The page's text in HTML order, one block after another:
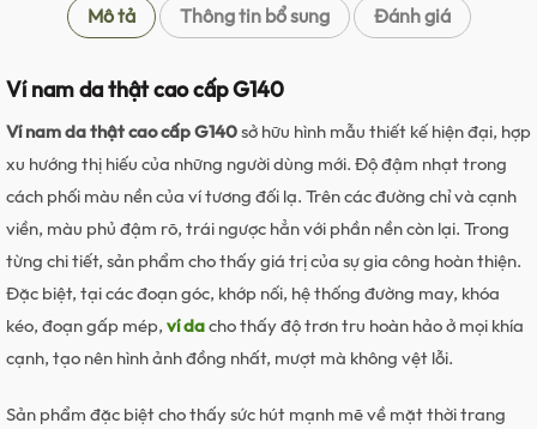
Mô tả Thông tin bổ sung Đánh giá
Ví nam da thật cao cấp G140
Ví nam da thật cao cấp G140sở hữu hình mẫu thiết kế hiện đại, hợp
xu hướng thị hiếu của những người dùng mới. Độ đậm nhạt trong
cách phối màu nền của ví tương đối lạ. Trên các đường chỉ và cạnh
viền, màu phủ đậm rõ, trái ngược hẳn với phần nền còn lại. Trong
từng chi tiết, sản phẩm cho thấy giá trị của sự gia công hoàn thiện.
Đặc biệt, tại các đoạn góc, khớp nối, hệ thống đường may, khóa
kéo, đoạn gấp mép,ví dacho thấy độ trơn tru hoàn hảo ở mọi khía
cạnh, tạo nên hình ảnh đồng nhất, mượt mà không vệt lỗi.
Sản phẩm đặc biệt cho thấy sức hút mạnh mẽ về mặt thời trang